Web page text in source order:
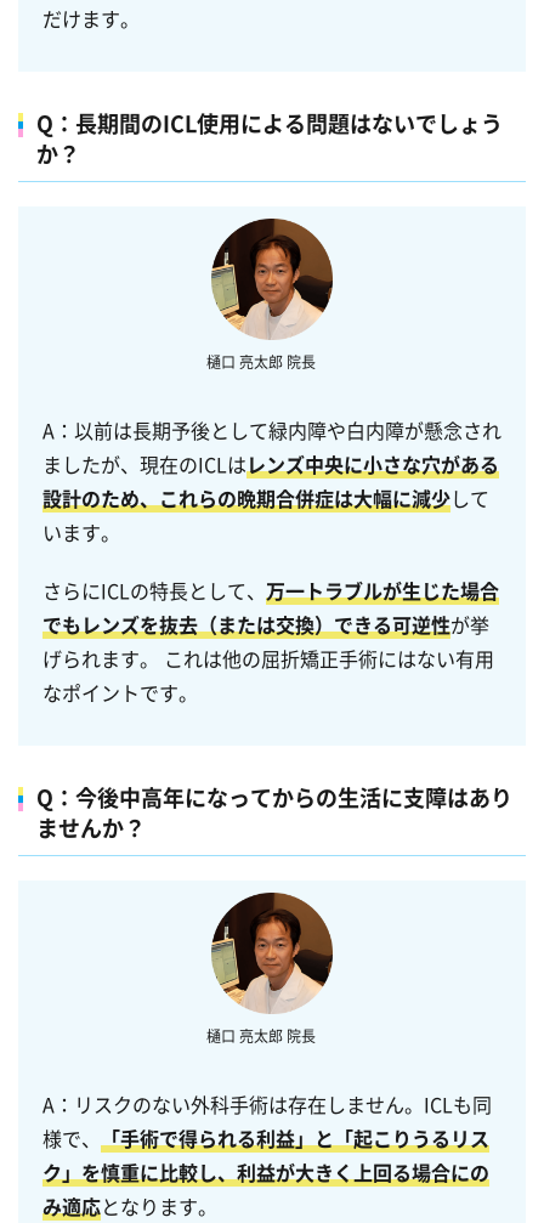
だけます。
Q：長期間のICL使用による問題はないでしょう
か？
A：以前は長期予後として緑内障や白内障が懸念され
ましたが、現在のICLはレンズ中央に小さな穴がある
設計のため、これらの晩期合併症は大幅に減少して
います。
さらにICLの特長として、 万一トラブルが生じた場合
でもレンズを抜去（または交換）できる可逆性が挙
げられます。 これは他の屈折矯正手術にはない有用
なポイントです。
Q：今後中高年になってからの生活に支障はあり
ませんか？
A：リスクのない外科手術は存在しません。ICLも同
様で、 「手術で得られる利益」と「起こりうるリス
ク」を慎重に比較し、利益が大きく上回る場合にの
み適応となります。